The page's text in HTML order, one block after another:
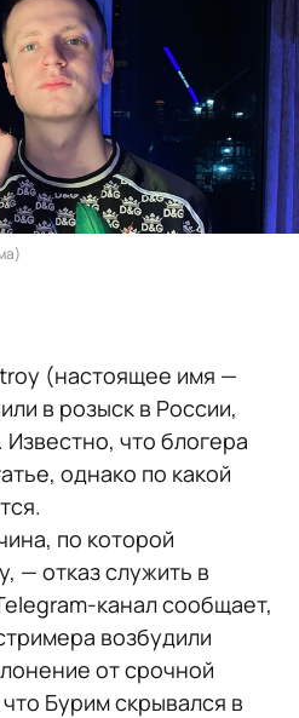
(настоящее имя —
в розыск в России,
что блогера
однако по какой
по которой
— отказ служить в
канал сообщает,
возбудили
от срочной
Бурим скрывался в